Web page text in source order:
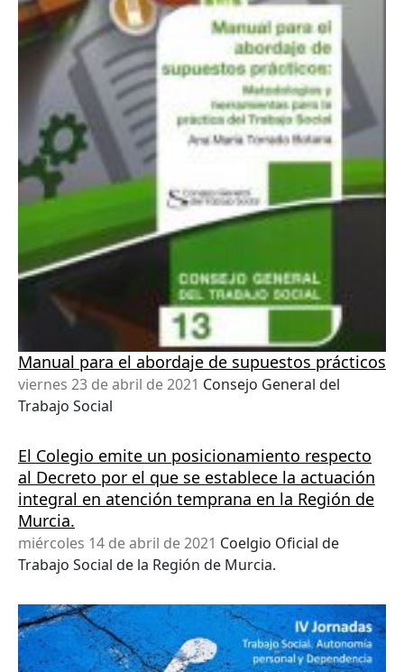
Manual para el abordaje de supuestos prácticos
viernes 23 de abril de 2021 Consejo General del
Trabajo Social
El Colegio emite un posicionamiento respecto
al Decreto por el que se establece la actuación
integral en atención temprana en la Región de
Murcia.
miércoles 14 de abril de 2021 Coelgio Oficial de
Trabajo Social de la Región de Murcia.